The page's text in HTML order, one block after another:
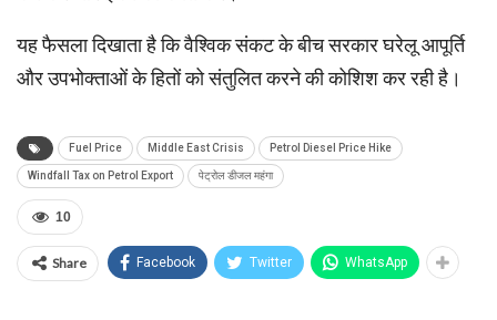
यह फैसला दिखाता है कि वैश्विक संकट के बीच सरकार घरेलू आपूर्ति
और उपभोक्ताओं के हितों को संतुलित करने की कोशिश कर रही है।
Fuel Price Middle East Crisis Petrol Diesel Price Hike
Windfall Tax on Petrol Export पेट्रोल डीजल महंगा
10
Share Facebook Twitter WhatsApp